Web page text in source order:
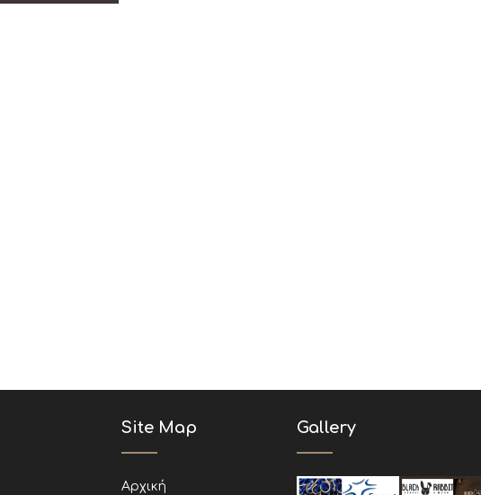
Site Map
Αρχική
Gallery